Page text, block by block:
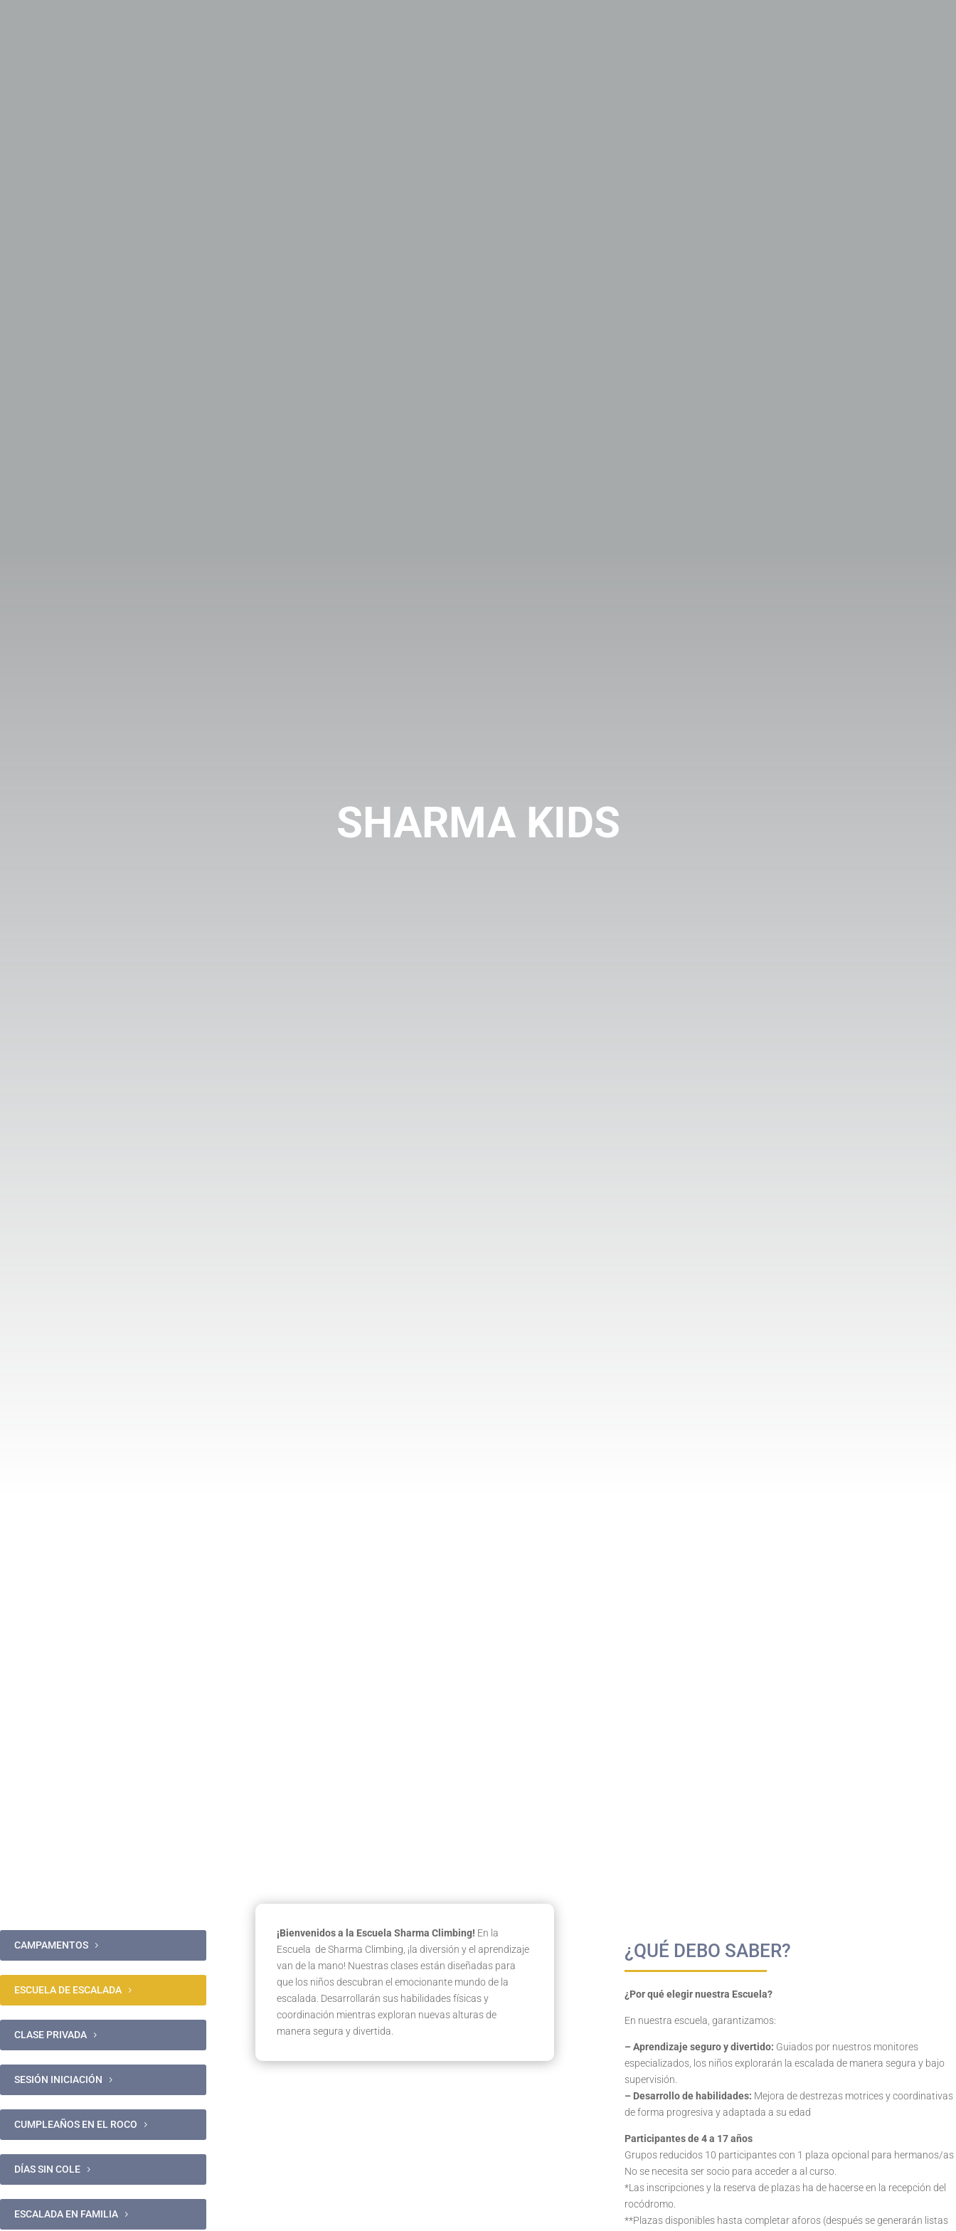
SHARMA KIDS
CAMPAMENTOS
ESCUELA DE ESCALADA
CLASE PRIVADA
SESIÓN INICIACIÓN
CUMPLEAÑOS EN EL ROCO
DÍAS SIN COLE
ESCALADA EN FAMILIA
¡Bienvenidos a la Escuela Sharma Climbing! En la
Escuela de Sharma Climbing, ¡la diversión y el aprendizaje
van de la mano! Nuestras clases están diseñadas para
que los niños descubran el emocionante mundo de la
escalada. Desarrollarán sus habilidades físicas y
coordinación mientras exploran nuevas alturas de
manera segura y divertida.
¿QUÉ DEBO SABER?
¿Por qué elegir nuestra Escuela?
En nuestra escuela, garantizamos:
– Aprendizaje seguro y divertido: Guiados por nuestros monitores
especializados, los niños explorarán la escalada de manera segura y bajo
supervisión.
– Desarrollo de habilidades: Mejora de destrezas motrices y coordinativas
de forma progresiva y adaptada a su edad
Participantes de 4 a 17 años
Grupos reducidos 10 participantes con 1 plaza opcional para hermanos/as
No se necesita ser socio para acceder a al curso.
*Las inscripciones y la reserva de plazas ha de hacerse en la recepción del
rocódromo.
**Plazas disponibles hasta completar aforos (después se generarán listas